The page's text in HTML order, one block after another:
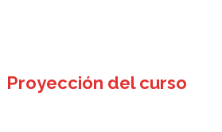
Proyección del curso